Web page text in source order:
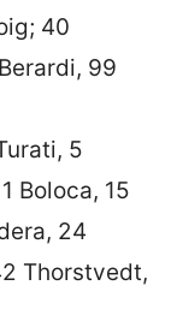
40
99
5
Boloca, 15
24
Thorstvedt,